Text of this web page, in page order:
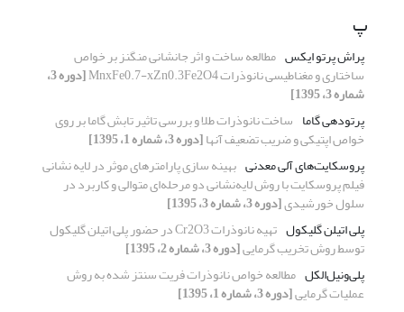
پ
پراش پرتو ایکس مطالعه ساخت و اثر جانشانی منگنز بر خواص
ساختاری و مغناطیسی نانوذرات MnxFe0.7-xZn0.3Fe2O4 [دوره 3،
شماره 3، 1395]
پرتودهی گاما ساخت نانوذرات طلا و بررسی تاثیر تابش گاما بر روی
خواص اپتیکی و ضریب تضعیف آنها[دوره 3، شماره 1، 1395]
پروسکایت‌های آلی معدنی بهینه سازی پارامترهای موثر در لایه نشانی
فیلم پروسکایت با روش لایه‌نشانی دو مرحله‌ای متوالی و کاربرد در
سلول خورشیدی[دوره 3، شماره 3، 1395]
پلی اتیلن گلیکول
تهیه نانوذرات Cr2O3 در حضور پلی اتیلن گلیکول
توسط روش تخریب گرمایی[دوره 3، شماره 2، 1395]
پلی‌ونیل‌الکل مطالعه خواص نانوذرات فریت سنتز شده به روش
عملیات گرمایی[دوره 3، شماره 1، 1395]